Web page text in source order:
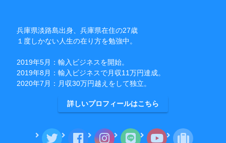
兵庫県淡路島出身、兵庫県在住の27歳
１度しかない人生の在り方を勉強中。
2019年5月：輸入ビジネスを開始。
2019年8月：輸入ビジネスで月収11万円達成。
2020年7月：月収30万円越えをして独立。
詳しいプロフィールはこちら